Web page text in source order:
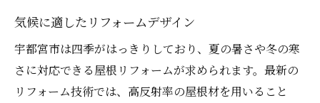
気候に適したリフォームデザイン
宇都宮市は四季がはっきりしており、夏の暑さや冬の寒
さに対応できる屋根リフォームが求められます。最新の
リフォーム技術では、高反射率の屋根材を用いること